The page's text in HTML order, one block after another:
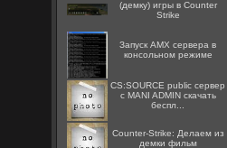
(демку) игры в Counter
Strike
Запуск AMX сервера в
консольном режиме
CS:SOURCE public сервер
с MANI ADMIN скачать
беспл...
Counter-Strike: Делаем из
демки фильм